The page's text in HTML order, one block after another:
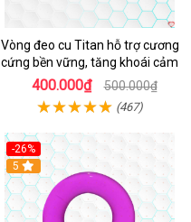
Vòng đeo cu Titan hỗ trợ cương
cứng bền vững, tăng khoái cảm
400.000₫ 500.000₫
(467)
-26%
5